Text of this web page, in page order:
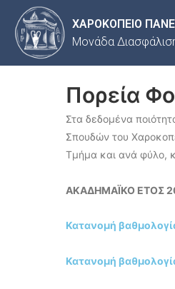
ΧΑΡΟΚΟΠΕΙΟ
Μονάδα
Πορεία
Στα δεδομένα
Σπουδών του
Τμήμα και ανά φύλο,
ΑΚΑΔΗΜΑΪΚΟ ΕΤΟΣ
Κατανομή
Κατανομή